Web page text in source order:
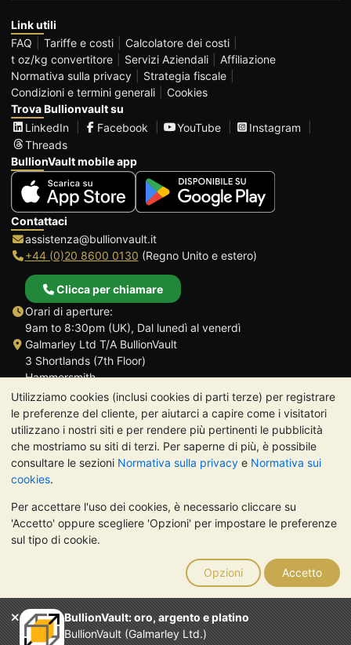
Utilizziamo cookies (inclusi cookies di parti terze) per registrare
le preferenze del cliente, per aiutarci a capire come i visitatori
utilizzano i nostri siti e per rendere più pertinenti le pubblicità
che mostriamo su siti di terzi. Per saperne di più, è possibile
consultare le sezioni Normativa sulla privacy e Normativa sui
cookies.
Per accettare l'uso dei cookies, è necessario cliccare su
'Accetto' oppure scegliere 'Opzioni' per impostare le preferenze
sul tipo di cookie.
Opzioni Accetto
BullionVault: oro, argento e platino
BullionVault (Galmarley Ltd.)
Link utili
FAQ
Tariffe e costi
Calcolatore dei costi
t oz/kg convertitore
Servizi Aziendali
Affiliazione
Normativa sulla privacy
Strategia fiscale
Condizioni e termini generali
Cookies
Trova Bullionvault su
LinkedIn
Facebook YouTube
Instagram
Threads
BullionVault mobile app
Contattaci
assistenza@bullionvault.it
+44 (0)20 8600 0130 (Regno Unito e estero)
Clicca per chiamare
Orari di aperture:
9am to 8:30pm (UK), Dal lunedì al venerdì
Galmarley Ltd T/A BullionVault
3 Shortlands (7th Floor)
Hammersmith
Londra
W6 8DA
Regno Unito
TrustScore 4.7 | 488 recensioni
NOTA BENE: Il valore dei metalli preziosi può diminuire o
aumentare, e i trend storici non sono predittori dell'andamento
futuro. Nulla di quanto contenuto nei siti web di BullionVault o
nelle sue comunicazioni costituisce una consulenza sugli
investimenti. Si consiglia di rivolgersi a un professionista per
stabilire se l'investimento in metalli preziosi è adatto alle proprie
esigenze.
Galmarley Ltd, trading acome BullionVault, registrata in